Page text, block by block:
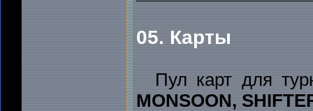
05. Карты
Пул карт для
MONSOON,